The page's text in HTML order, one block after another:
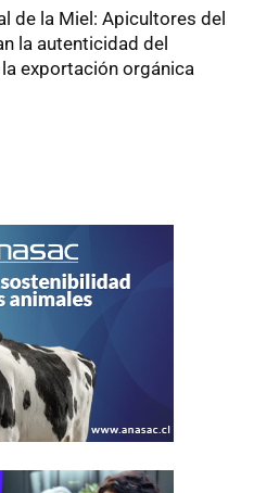
de la Miel: Apicultores del
la autenticidad del
exportación orgánica